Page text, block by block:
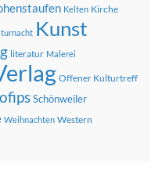
Kelten Kirche
Kunst
literatur Malerei
Offener Kulturtreff
Schönweiler
Weihnachten Western